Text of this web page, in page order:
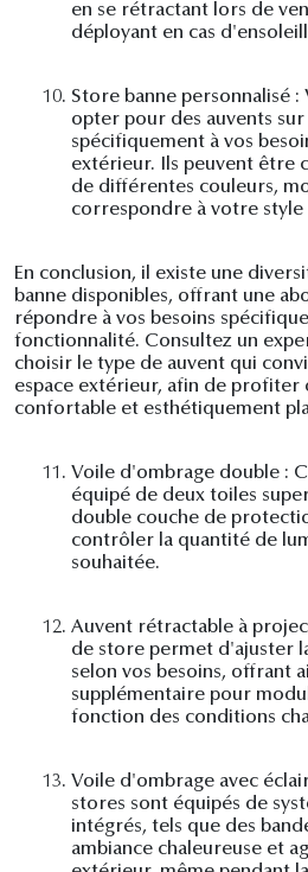
en se rétractant lors de
déployant en cas
10. Store banne personnalisé
opter pour des auvents sur
spécifiquement à vos
extérieur. Ils peuvent être
de différentes couleurs,
correspondre à votre
En conclusion, il existe une
banne disponibles, offrant une
répondre à vos besoins
fonctionnalité. Consultez un
choisir le type de auvent qui
espace extérieur, afin de profiter
confortable et esthétiquement
11. Voile d'ombrage double :
équipé de deux toiles
double couche de
contrôler la quantité de
souhaitée.
12. Auvent rétractable à
de store permet d'ajuster
selon vos besoins, offrant
supplémentaire pour
fonction des conditions
13. Voile d'ombrage avec
stores sont équipés de
intégrés, tels que des
ambiance chaleureuse et